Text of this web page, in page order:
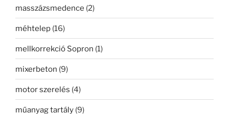
masszázsmedence (2)
méhtelep (16)
mellkorrekció Sopron (1)
mixerbeton (9)
motor szerelés (4)
műanyag tartály (9)